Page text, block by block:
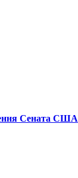
Сената США